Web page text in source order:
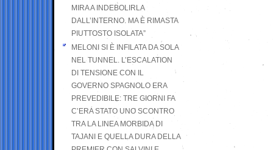
MIRA A INDEBOLIRLA
DALL’INTERNO. MA È RIMASTA
PIUTTOSTO ISOLATA”
MELONI SI È INFILATA DA SOLA
NEL TUNNEL. L’ESCALATION
DI TENSIONE CON IL
GOVERNO SPAGNOLO ERA
PREVEDIBILE: TRE GIORNI FA
C’ERA STATO UNO SCONTRO
TRA LA LINEA MORBIDA DI
TAJANI E QUELLA DURA DELLA